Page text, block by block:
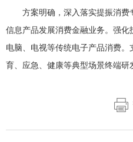
方案明确，深入落实提振消
信息产品发展消费金融业务。强化
电脑、电视等传统电子产品消费
育、应急、健康等典型场景终端研